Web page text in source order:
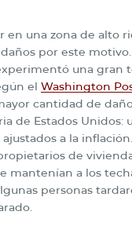
en una zona de alto
por este
una gran
el Washington
cantidad de
de Estados Unidos:
a la
de
mantenían a los
personas